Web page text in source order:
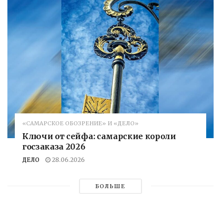
«САМАРСКОЕ ОБОЗРЕНИЕ» И «ДЕЛО»
Ключи от сейфа: самарские короли
госзаказа 2026
ДЕЛО 28.06.2026
БОЛЬШЕ